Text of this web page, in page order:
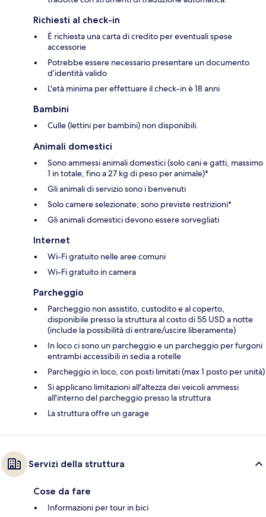
Richiesti al check-in
È richiesta una carta di credito per eventuali spese
accessorie
Potrebbe essere necessario presentare un documento
d’identità valido
L'età minima per effettuare il check-in è 18 anni
Bambini
Culle (lettini per bambini) non disponibili.
Animali domestici
Sono ammessi animali domestici (solo cani e gatti, massimo
1 in totale, fino a 27 kg di peso per animale)*
Gli animali di servizio sono i benvenuti
Solo camere selezionate; sono previste restrizioni*
Gli animali domestici devono essere sorvegliati
Internet
Wi-Fi gratuito nelle aree comuni
Wi-Fi gratuito in camera
Parcheggio
Parcheggio non assistito, custodito e al coperto,
disponibile presso la struttura al costo di 55 USD a notte
(include la possibilità di entrare/uscire liberamente)
In loco ci sono un parcheggio e un parcheggio per furgoni
entrambi accessibili in sedia a rotelle
Parcheggio in loco, con posti limitati (max 1 posto per unità)
Si applicano limitazioni all'altezza dei veicoli ammessi
all'interno del parcheggio presso la struttura
La struttura offre un garage
Servizi della struttura
Cose da fare
Informazioni per tour in bici